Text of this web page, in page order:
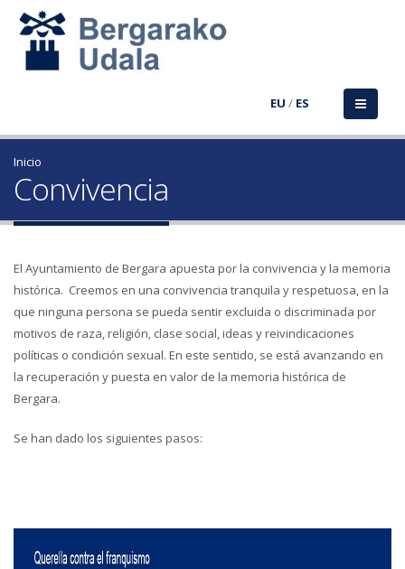
EU / ES
Inicio
Convivencia
El Ayuntamiento de Bergara apuesta por la convivencia y la memoria
histórica. Creemos en una convivencia tranquila y respetuosa, en la
que ninguna persona se pueda sentir excluida o discriminada por
motivos de raza, religión, clase social, ideas y reivindicaciones
políticas o condición sexual. En este sentido, se está avanzando en
la recuperación y puesta en valor de la memoria histórica de
Bergara.
Se han dado los siguientes pasos: